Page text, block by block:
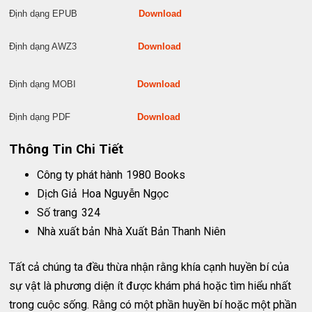
Định dạng EPUB Download
Định dạng AWZ3 Download
Định dạng MOBI Download
Định dạng PDF Download
Thông Tin Chi Tiết
Công ty phát hành 1980 Books
Dịch Giả Hoa Nguyễn Ngọc
Số trang 324
Nhà xuất bản Nhà Xuất Bản Thanh Niên
Tất cả chúng ta đều thừa nhận rằng khía cạnh huyền bí của
sự vật là phương diện ít được khám phá hoặc tìm hiểu nhất
trong cuộc sống. Rằng có một phần huyền bí hoặc một phần